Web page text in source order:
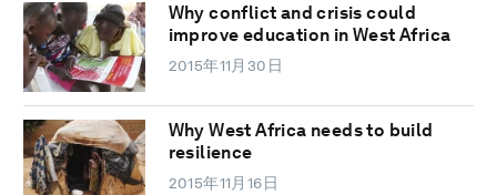
Why conflict and crisis could
improve education in West Africa
2015年11月30日
Why West Africa needs to build
resilience
2015年11月16日